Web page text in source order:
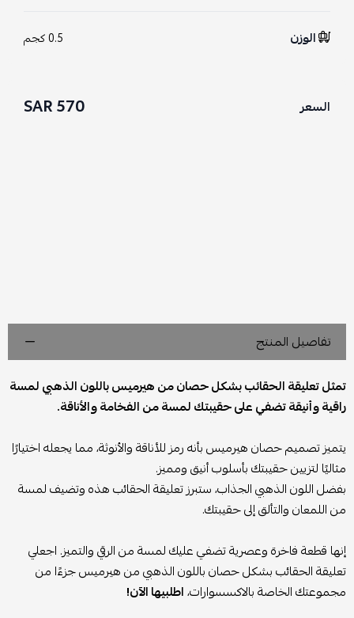
الوزن 0.5 كجم
السعر 570 SAR
تفاصيل المنتج
تمثل تعليقة الحقائب بشكل حصان من هيرميس باللون الذهبي لمسة
راقية وأنيقة تضفي على حقيبتك لمسة من الفخامة والأناقة.
يتميز تصميم حصان هيرميس بأنه رمز للأناقة والأنوثة، مما يجعله اختيارًا
مثاليًا لتزيين حقيبتك بأسلوب أنيق ومميز.
بفضل اللون الذهبي الجذاب، ستبرز تعليقة الحقائب هذه وتضيف لمسة
من اللمعان والتألق إلى حقيبتك.
إنها قطعة فاخرة وعصرية تضفي عليك لمسة من الرقي والتميز. اجعلي
تعليقة الحقائب بشكل حصان باللون الذهبي من هيرميس جزءًا من
مجموعتك الخاصة بالاكسسوارات،اطلبيها الآن!